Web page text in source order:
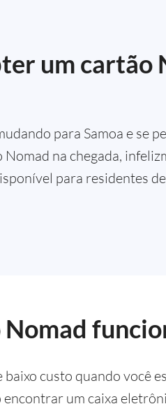
um cartão
para Samoa e se
na chegada,
para residentes
baixo custo quando você
um caixa